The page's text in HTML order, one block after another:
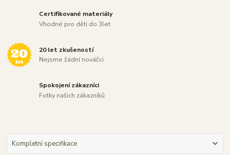
Certifikované materiály
Vhodné pro děti do 3let
20 let zkušeností
Nejsme žádní nováčci
Spokojení zákazníci
Fotky našich zákazníků
Kompletní specifikace